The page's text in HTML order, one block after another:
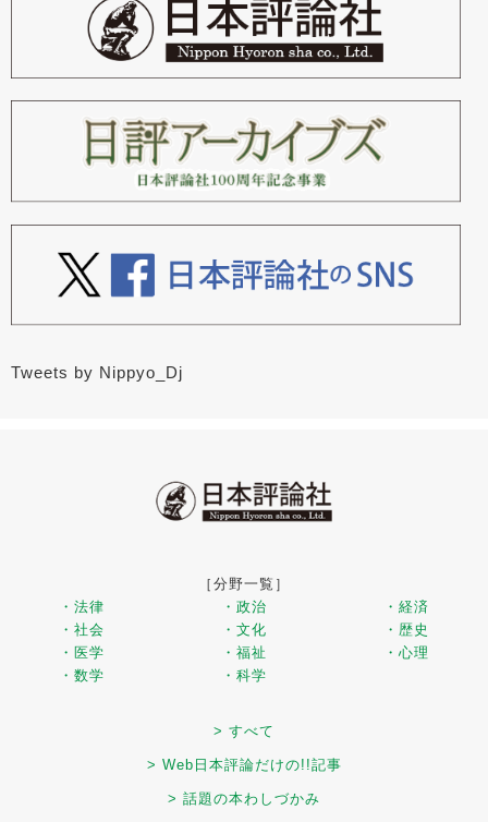
Tweets by Nippyo_Dj
［分野一覧］
・法律
・政治
・経済
・社会
・文化
・歴史
・医学
・福祉
・心理
・数学
・科学
> すべて
> Web日本評論だけの!!記事
> 話題の本わしづかみ